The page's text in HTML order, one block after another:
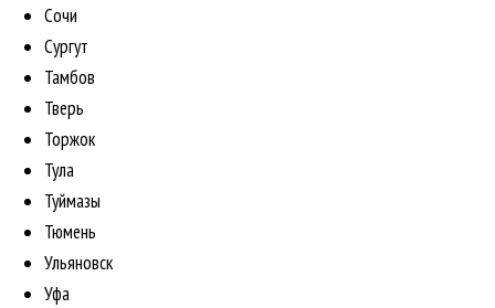
Сочи
Сургут
Тамбов
Тверь
Торжок
Тула
Туймазы
Тюмень
Ульяновск
Уфа